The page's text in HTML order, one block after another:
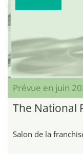
Prévue en juin
The National
Salon de la